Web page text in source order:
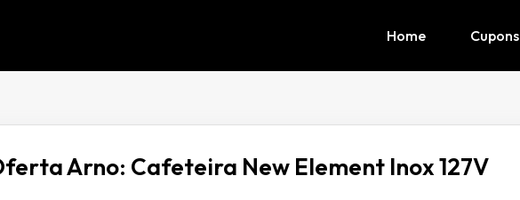
Home Cupons
Arno: Cafeteira New Element Inox 127V